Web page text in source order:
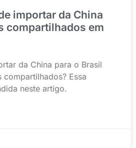
importar da China
compartilhados em
da China para o Brasil
Essa
neste artigo.